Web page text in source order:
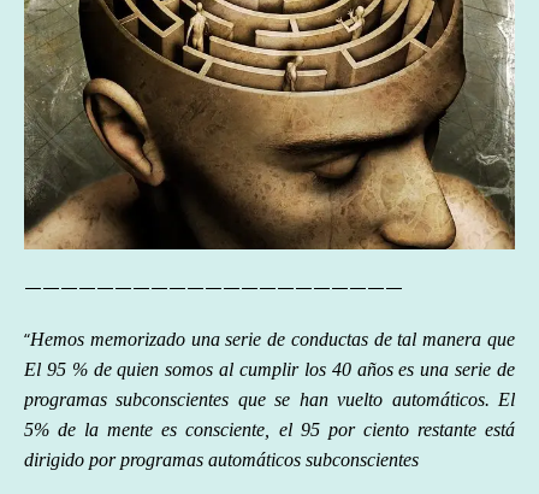
—————————————————————
“Hemos memorizado una serie de conductas de tal manera que
El 95 % de quien somos al cumplir los 40 años es una serie de
programas subconscientes que se han vuelto automáticos. El
5% de la mente es consciente, el 95 por ciento restante está
dirigido por programas automáticos subconscientes